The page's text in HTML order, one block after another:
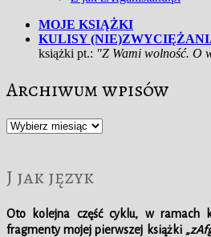
MOJE KSIĄŻKI
KULISY
książki pt.: "Z Wami wolność. O
Archiwum wpisów
Archiwum
J jak język
Oto kolejna część cyklu, w ramach
fragmenty mojej pierwszej książki